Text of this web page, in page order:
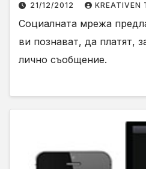
21/12/2012 KREATIVEN
Социалната мрежа
ви познават, да платят,
лично съобщение.